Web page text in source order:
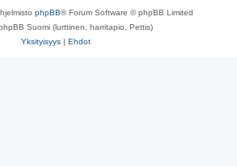
phpBB® Forum Software © phpBB Limited
Suomi (lurttinen, harritapio, Pettis)
Yksityisyys | Ehdot